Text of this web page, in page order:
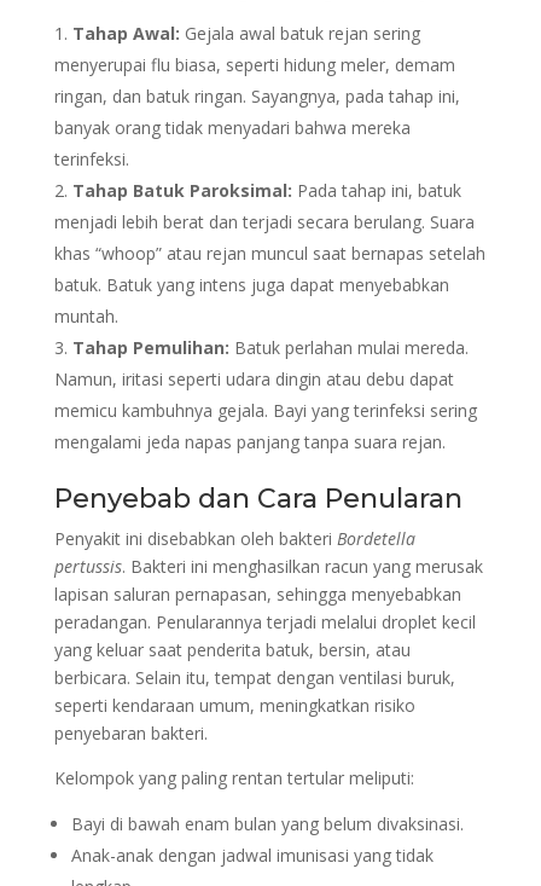
Tahap Awal: Gejala awal batuk rejan sering
menyerupai flu biasa, seperti hidung meler, demam
ringan, dan batuk ringan. Sayangnya, pada tahap ini,
banyak orang tidak menyadari bahwa mereka
terinfeksi.
Tahap Batuk Paroksimal: Pada tahap ini, batuk
menjadi lebih berat dan terjadi secara berulang. Suara
khas “whoop” atau rejan muncul saat bernapas setelah
batuk. Batuk yang intens juga dapat menyebabkan
muntah.
Tahap Pemulihan: Batuk perlahan mulai mereda.
Namun, iritasi seperti udara dingin atau debu dapat
memicu kambuhnya gejala. Bayi yang terinfeksi sering
mengalami jeda napas panjang tanpa suara rejan.
Penyebab dan Cara Penularan
Penyakit ini disebabkan oleh bakteri Bordetella
pertussis. Bakteri ini menghasilkan racun yang merusak
lapisan saluran pernapasan, sehingga menyebabkan
peradangan. Penularannya terjadi melalui droplet kecil
yang keluar saat penderita batuk, bersin, atau
berbicara. Selain itu, tempat dengan ventilasi buruk,
seperti kendaraan umum, meningkatkan risiko
penyebaran bakteri.
Kelompok yang paling rentan tertular meliputi:
Bayi di bawah enam bulan yang belum divaksinasi.
Anak-anak dengan jadwal imunisasi yang tidak